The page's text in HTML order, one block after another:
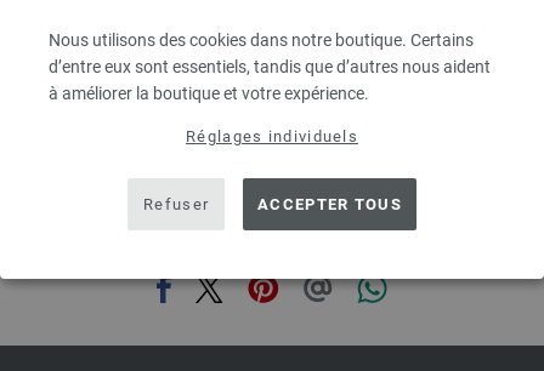
Nous utilisons des cookies dans notre boutique. Certains
d’entre eux sont essentiels, tandis que d’autres nous aident
à améliorer la boutique et votre expérience.
Réglages individuels
Refuser ACCEPTER TOUS
hors TVA, frais de port en sus, Prix de base:75,60 € / kg
prev next